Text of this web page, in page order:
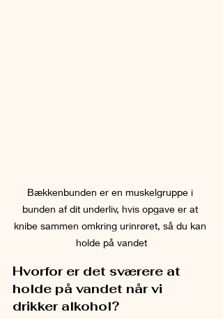
Bækkenbunden er en muskelgruppe i
bunden af dit underliv, hvis opgave er at
knibe sammen omkring urinrøret, så du kan
holde på vandet
Hvorfor er det sværere at
holde på vandet når vi
drikker alkohol?